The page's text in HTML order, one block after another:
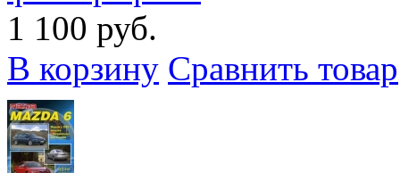
1 100 руб.
В корзину Сравнить товар